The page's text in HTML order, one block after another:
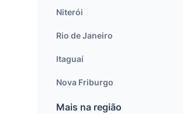
Niterói
Rio de Janeiro
Itaguaí
Nova Friburgo
Mais na região